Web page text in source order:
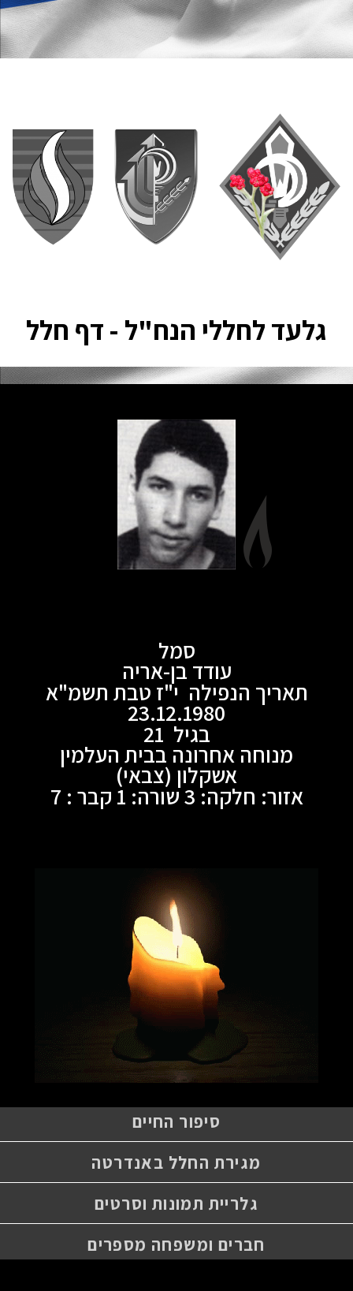
גלעד לחללי הנח"ל - דף חלל
סמל
עודד בן-אריה
תאריך הנפילה י"ז טבת תשמ"א
23.12.1980
בגיל 21
מנוחה אחרונה בבית העלמין
אשקלון (צבאי)
אזור: חלקה: 3 שורה: 1 קבר : 7
סיפור החיים
מגירת החלל באנדרטה
גלריית תמונות וסרטים
חברים ומשפחה מספרים